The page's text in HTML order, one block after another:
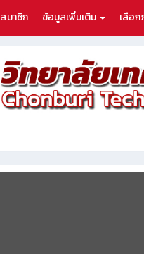
สมาชิก ข้อมูลเพิ่มเติม เลือก